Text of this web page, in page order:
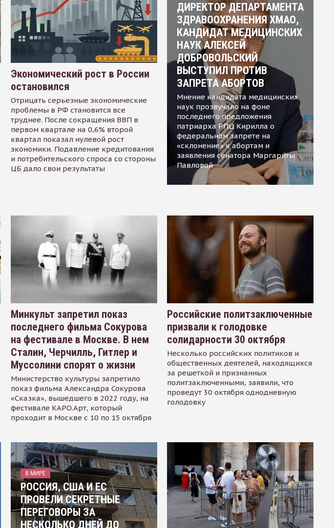
Экономический рост в России
остановился
Отрицать серьезные экономические
проблемы в РФ становится все
труднее. После сокращения ВВП в
первом квартале на 0,6% второй
квартал показал нулевой рост
экономики. Подавление кредитования
и потребительского спроса со стороны
ЦБ дало свои результаты
ДИРЕКТОР ДЕПАРТАМЕНТА
ЗДРАВООХРАНЕНИЯ ХМАО,
КАНДИДАТ МЕДИЦИНСКИХ
НАУК АЛЕКСЕЙ
ДОБРОВОЛЬСКИЙ
ВЫСТУПИЛ ПРОТИВ
ЗАПРЕТА АБОРТОВ
Мнение кандидата медицинских
наук прозвучало на фоне
последнего предложения
патриарха РПЦ Кирилла о
федеральном запрете на
«склонение» к абортам и
заявления сенатора Маргариты
Павловой
Минкульт запретил показ
последнего фильма Сокурова
на фестивале в Москве. В нем
Сталин, Черчилль, Гитлер и
Муссолини спорят о жизни
Министерство культуры запретило
показ фильма Александра Сокурова
«Сказка», вышедшего в 2022 году, на
фестивале КАРО.Арт, который
проходит в Москве с 10 по 15 октября
Российские политзаключенные
призвали к голодовке
солидарности 30 октября
Несколько российских политиков и
общественных деятелей, находящихся
за решеткой и признанных
политзаключенными, заявили, что
проведут 30 октября однодневную
голодовку
В МИРЕ
РОССИЯ, США И ЕС
ПРОВЕЛИ СЕКРЕТНЫЕ
ПЕРЕГОВОРЫ ЗА
НЕСКОЛЬКО ДНЕЙ ДО